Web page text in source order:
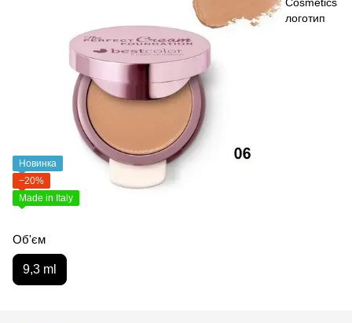
Новинка
−20%
Made in Italy
Об'єм
9,3 ml